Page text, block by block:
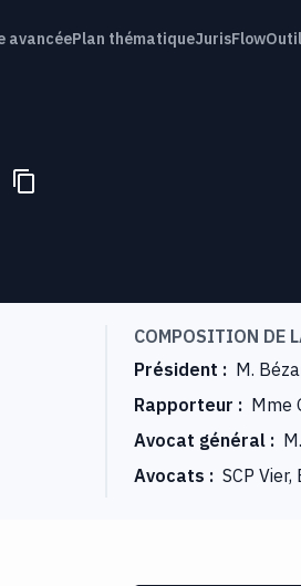
avancéePlan thématiqueJurisFlow
COMPOSITION DE
Président : M.
Rapporteur : Mme
Avocat général :
Avocats : SCP